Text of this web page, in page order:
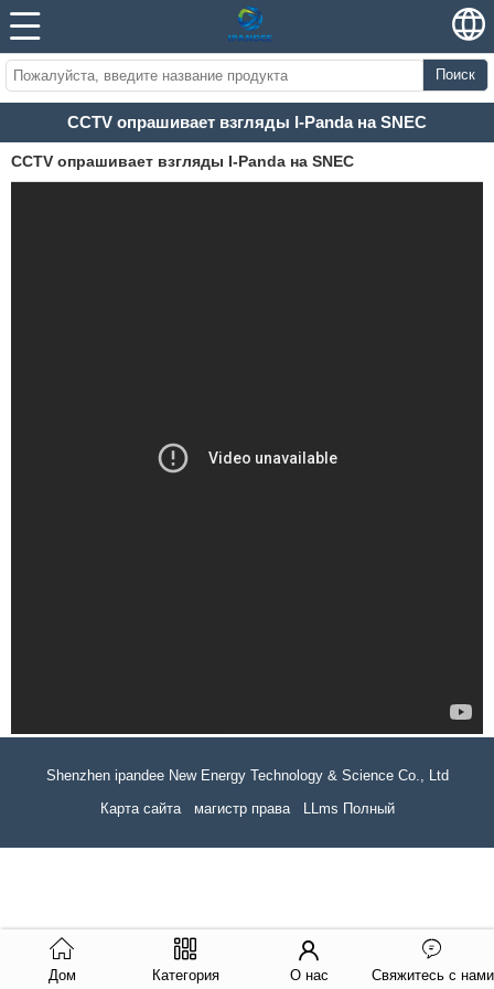
Поиск
CCTV опрашивает взгляды I-Panda на SNEC
CCTV опрашивает взгляды I-Panda на SNEC
Shenzhen ipandee New Energy Technology & Science Co., Ltd
Карта сайта
магистр права LLms Полный
Дом Категория О нас Свяжитесь с нами